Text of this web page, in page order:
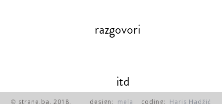
razgovori
itd
© strane.ba, 2018. design: mela coding: Haris Hadžić